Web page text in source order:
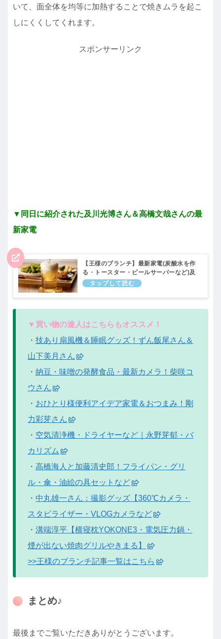
いて、面全体を均等に加熱することで焼きムラを起こ
しにくくしてくれます。
スポンサーリンク
▼同日に紹介された及川光博さん＆高橋文哉さんの最
新家電
【王様のブランチ】最新家電(炭酸水を作
る・トースター・ビールサーバーなど)及
川光博さん＆高橋文哉さんの買い物の達人
▼買い物の達人はこちらもオススメ！
・ 技あり扇風機＆睡眠グッズ！ずん飯尾さん＆
山下美月さん
・ 納豆・味噌の発酵食品・最新カメラ！柴咲コ
ウさん
・ おひとり様便利アイデア家電＆おつまみ！剛
力彩芽さん
・ 空気清浄機・ドライヤーなど｜永野芽郁・バ
カリズム
・ 高橋海人と加藤清史郎！フライパン・グリ
ル・傘・油絵の具セットなど
・ 中丸雄一さん：撮影グッズ【360℃カメラ・
スタビライザー・VLOGカメラなど
・ 溝端淳平【横寝枕YOKONE3・電気圧力鍋・
煙が出ない焼肉グリルやきまる】
>>王様のブランチ記事一覧はこちら
まとめ♪
最後までご覧いただきありがとうございます。